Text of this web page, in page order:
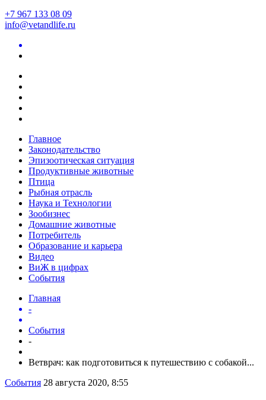
+7 967 133 08 09
info@vetandlife.ru
Главное
Законодательство
Эпизоотическая ситуация
Продуктивные животные
Птица
Рыбная отрасль
Наука и Технологии
Зообизнес
Домашние животные
Потребитель
Образование и карьера
Видео
ВиЖ в цифрах
События
Главная
-
События
-
Ветврач: как подготовиться к путешествию с собакой...
События 28 августа 2020, 8:55